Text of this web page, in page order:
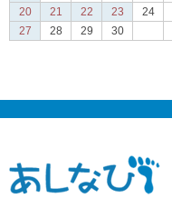
20
21 22 23 24
27
28 29 30